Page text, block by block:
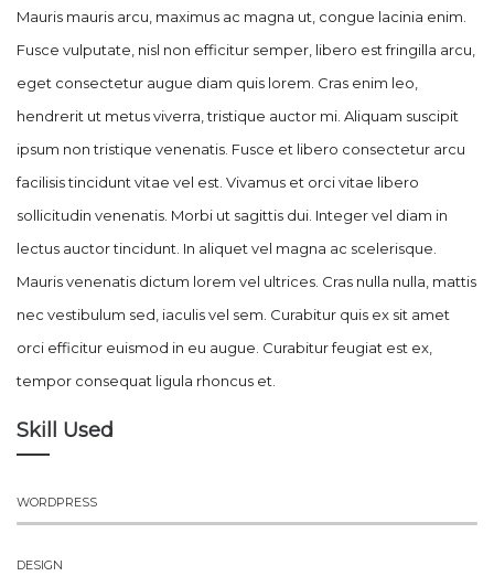
Mauris mauris arcu, maximus ac magna ut, congue lacinia enim.
Fusce vulputate, nisl non efficitur semper, libero est fringilla arcu,
eget consectetur augue diam quis lorem. Cras enim leo,
hendrerit ut metus viverra, tristique auctor mi. Aliquam suscipit
ipsum non tristique venenatis. Fusce et libero consectetur arcu
facilisis tincidunt vitae vel est. Vivamus et orci vitae libero
sollicitudin venenatis. Morbi ut sagittis dui. Integer vel diam in
lectus auctor tincidunt. In aliquet vel magna ac scelerisque.
Mauris venenatis dictum lorem vel ultrices. Cras nulla nulla, mattis
nec vestibulum sed, iaculis vel sem. Curabitur quis ex sit amet
orci efficitur euismod in eu augue. Curabitur feugiat est ex,
tempor consequat ligula rhoncus et.
Skill Used
WORDPRESS
DESIGN